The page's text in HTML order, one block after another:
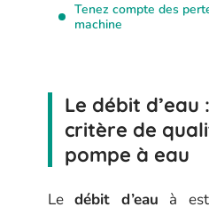
Tenez compte des
machine
Le débit
critère de
pompe à eau
Ledébit d’eau à